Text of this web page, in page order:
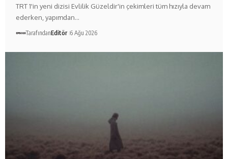
TRT 1'in yeni dizisi Evlilik Güzeldir'in çekimleri tüm hızıyla devam
ederken, yapımdan…
TarafındanEditör 6 Ağu 2026